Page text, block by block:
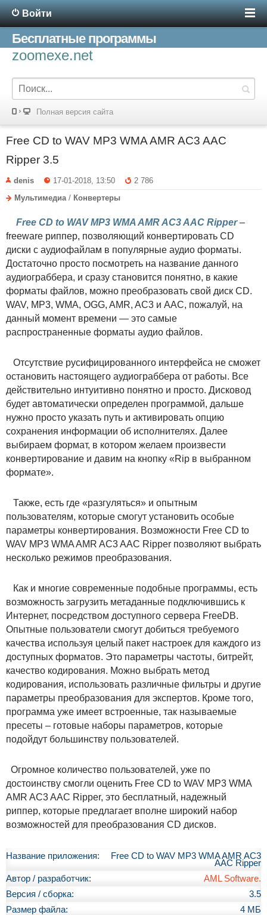
Войти
Бесплатные программы
zoomexe.net
Полная версия сайта
Free CD to WAV MP3 WMA AMR AC3 AAC
Ripper 3.5
denis 17-01-2018, 13:50
2 786
Мультимедиа / Конвертеры
Free CD to WAV MP3 WMA AMR AC3 AAC Ripper–
freeware риппер, позволяющий конвертировать CD
диски с аудиофайлам в популярные аудио форматы.
Достаточно просто посмотреть на название данного
аудиограббера, и сразу становится понятно, в какие
форматы файлов, можно преобразовать свой диск CD.
WAV, MP3, WMA, OGG, AMR, AC3 и AAC, пожалуй, на
данный момент времени — это самые
распространенные форматы аудио файлов.
Отсутствие русифицированного интерфейса не сможет
остановить настоящего аудиограббера от работы. Все
действительно интуитивно понятно и просто. Дисковод
будет автоматически определен программой, дальше
нужно просто указать путь и активировать опцию
сохранения информации об исполнителях. Далее
выбираем формат, в котором желаем произвести
конвертирование и давим на кнопку «Rip в выбранном
формате».
Также, есть где «разгуляться» и опытным
пользователям, которые смогут установить особые
параметры конвертирования. Возможности Free CD to
WAV MP3 WMA AMR AC3 AAC Ripper позволяют выбрать
несколько режимов преобразования.
Как и многие современные подобные программы, есть
возможность загрузить метаданные подключившись к
Интернет, посредством доступного сервера FreeDB.
Опытные пользователи смогут добиться требуемого
качества используя целый пакет настроек для каждого из
доступных форматов. Это параметры частоты, битрейт,
качество кодирования. Можно выбрать метод
кодирования, использовать различные фильтры и другие
параметры преобразования для экспертов. Кроме того,
программа уже имеет встроенные, так называемые
пресеты – готовые наборы параметров, которые
подойдут большинству пользователей.
Огромное количество пользователей, уже по
достоинству смогли оценить Free CD to WAV MP3 WMA
AMR AC3 AAC Ripper, это бесплатный, надежный
риппер, которые предлагает вполне широкий набор
возможностей для преобразования CD дисков.
Название приложения: Free CD to WAV MP3 WMA AMR AC3
AAC Ripper
Автор / разработчик:
AML Software.
Версия / сборка:
3.5
Размер файла:
4 МБ